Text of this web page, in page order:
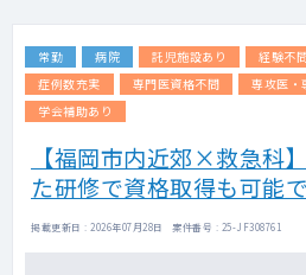
常勤 病院 託児施設あり 経験不
症例数充実
専門医資格不問 専攻医・
学会補助あり
【福岡市内近郊×救急科
た研修で資格取得も可能
掲載更新日 : 2026年07月28日 案件番号 : 25-JF308761